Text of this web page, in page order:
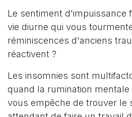
Le sentiment d'impuissance
vie diurne qui vous
réminiscences d'anciens
réactivent ?
Les insomnies sont
quand la rumination
vous empêche de trouver le